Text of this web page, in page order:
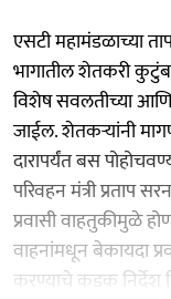
एसटी महामंडळाच्या
भागातील शेतकरी
विशेष सवलतीच्या
जाईल. शेतकऱ्यांनी
दारापर्यंत बस
परिवहन मंत्री प्रताप
प्रवासी वाहतुकीमुळे
वाहनांमधून बेकायदा
करण्याचे कडक निर्देश